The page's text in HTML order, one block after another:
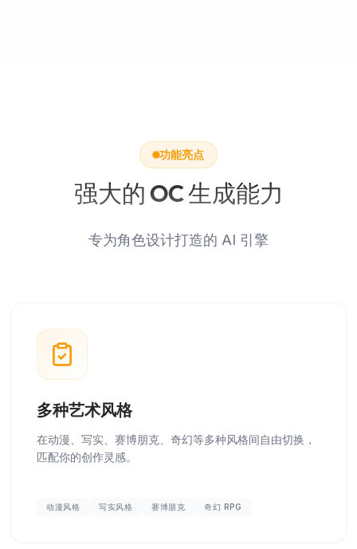
功能亮点
强大的 OC 生成能力
专为角色设计打造的 AI 引擎
多种艺术风格
在动漫、写实、赛博朋克、奇幻等多种风格间自由切换，
匹配你的创作灵感。
动漫风格 写实风格 赛博朋克 奇幻 RPG